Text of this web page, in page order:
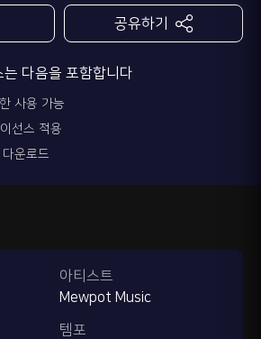
공유하기
다음을 포함합니다
사용 가능
선스 적용
운로드
아티스트
Mewpot Music
템포